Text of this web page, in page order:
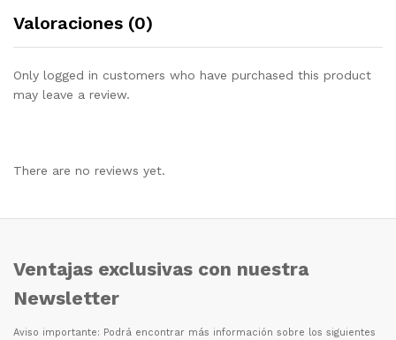
Valoraciones (0)
Only logged in customers who have purchased this product
may leave a review.
There are no reviews yet.
Ventajas exclusivas con nuestra
Newsletter
Aviso importante: Podrá encontrar más información sobre los siguientes